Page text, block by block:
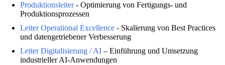
Produktionsleiter- Optimierung von Fertigungs- und
Produktionsprozessen
Leiter Operational Excellence - Skalierung von Best Practices
und datengetriebener Verbesserung
Leiter Digitalisierung / AI – Einführung und Umsetzung
industrieller AI-Anwendungen